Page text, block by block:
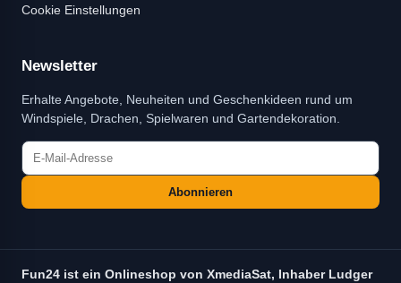
Cookie Einstellungen
Newsletter
Erhalte Angebote, Neuheiten und Geschenkideen rund um
Windspiele, Drachen, Spielwaren und Gartendekoration.
Abonnieren
Fun24 ist ein Onlineshop von XmediaSat, Inhaber Ludger